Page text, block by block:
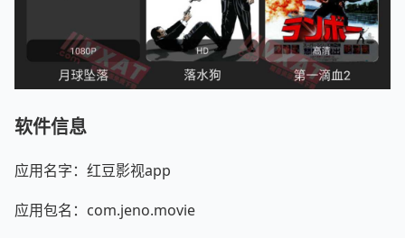
软件信息
应用名字：红豆影视app
应用包名：com.jeno.movie